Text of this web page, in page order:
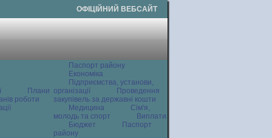
ОФІЦІЙНИЙ ВЕБСАЙТ
Плани
роботи
Паспорт району
Економіка
Підприємства, установи,
організації
Проведення
закупівель за державні кошти
Медицина
Сім'я,
молодь та спорт
Виплати
Бюджет
Паспорт
району